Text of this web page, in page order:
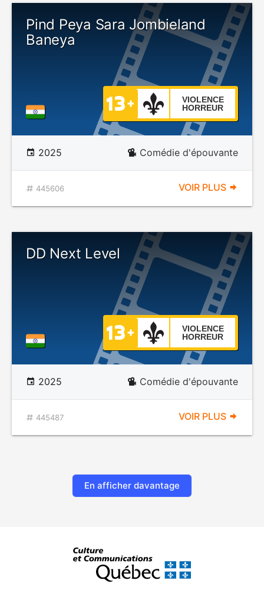
Pind Peya Sara Jombieland
Baneya
VIOLENCE
HORREUR
2025 Comédie d'épouvante
445606 VOIR PLUS
DD Next Level
VIOLENCE
HORREUR
2025 Comédie d'épouvante
445487 VOIR PLUS
En afficher davantage